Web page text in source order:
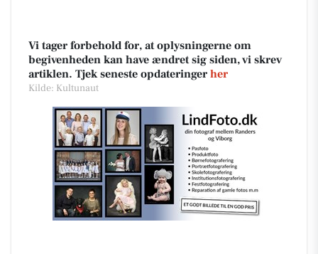
Vi tager forbehold for, at oplysningerne om
begivenheden kan have ændret sig siden, vi skrev
artiklen. Tjek seneste opdateringer her
Kilde: Kultunaut